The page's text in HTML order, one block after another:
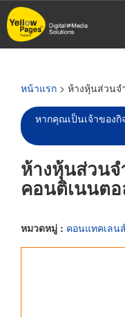
ข้าม
ไป
หน้าแรก > ห้างหุ้นส่วน
หากคุณเป็นเจ้าของ
ห้างหุ้นส่วน
คอนติเนนต
หมวดหมู่ : คอนแทคเลนส์